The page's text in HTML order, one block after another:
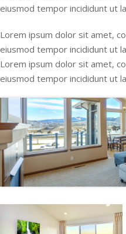
eiusmod tempor incididunt ut
Lorem ipsum dolor sit amet,
eiusmod tempor incididunt ut
Lorem ipsum dolor sit amet,
eiusmod tempor incididunt ut